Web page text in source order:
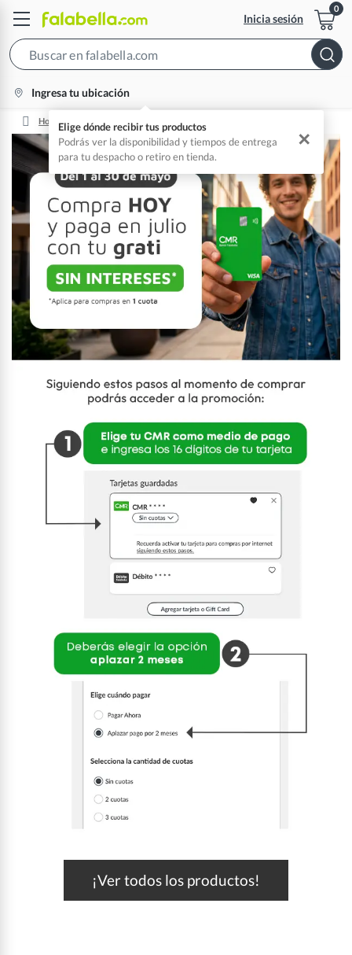
Inicia sesión
location-
Ingresa tu ubicación
Elige dónde recibir tus productos
Podrás ver la disponibilidad y tiempos de entrega
para tu despacho o retiro en tienda.
✕
Home Compra Ahora Y Paga Después
¡Ver todos los productos!